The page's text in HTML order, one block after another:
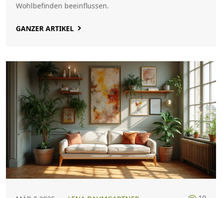
Wohlbefinden beeinflussen.
GANZER ARTIKEL